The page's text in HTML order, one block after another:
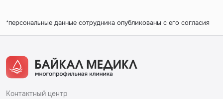
*персональные данные сотрудника опубликованы с его согласия
Контактный центр